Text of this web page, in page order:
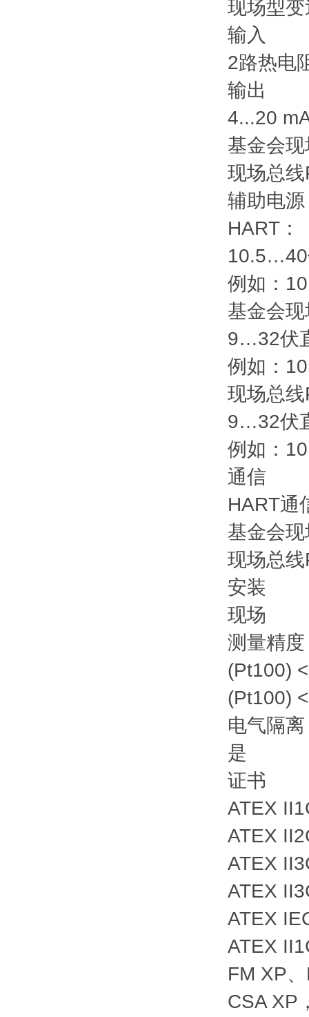
现场型
输入
2路热电
输出
4...20
基金会
现场总线
辅助电源
HART：
10.5…40
例如：
基金会
9…32伏
例如：
现场总线
9…32伏
例如：
通信
HART通
基金会
现场总线
安装
现场
测量精度
(Pt100)
(Pt100)
电气隔离
是
证书
ATEX
ATEX
ATEX
ATEX
ATEX
ATEX
FM XP
CSA XP